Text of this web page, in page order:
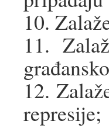
10.
11.
12.
represije;